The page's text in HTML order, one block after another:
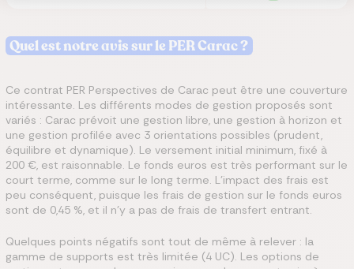
Quel est notre avis sur le PER Carac ?
Ce contrat PER Perspectives de Carac peut être une couverture
intéressante. Les différents modes de gestion proposés sont
variés : Carac prévoit une gestion libre, une gestion à horizon et
une gestion profilée avec 3 orientations possibles (prudent,
équilibre et dynamique). Le versement initial minimum, fixé à
200 €, est raisonnable. Le fonds euros est très performant sur le
court terme, comme sur le long terme. L’impact des frais est
peu conséquent, puisque les frais de gestion sur le fonds euros
sont de 0,45 %, et il n’y a pas de frais de transfert entrant.
Quelques points négatifs sont tout de même à relever : la
gamme de supports est très limitée (4 UC). Les options de